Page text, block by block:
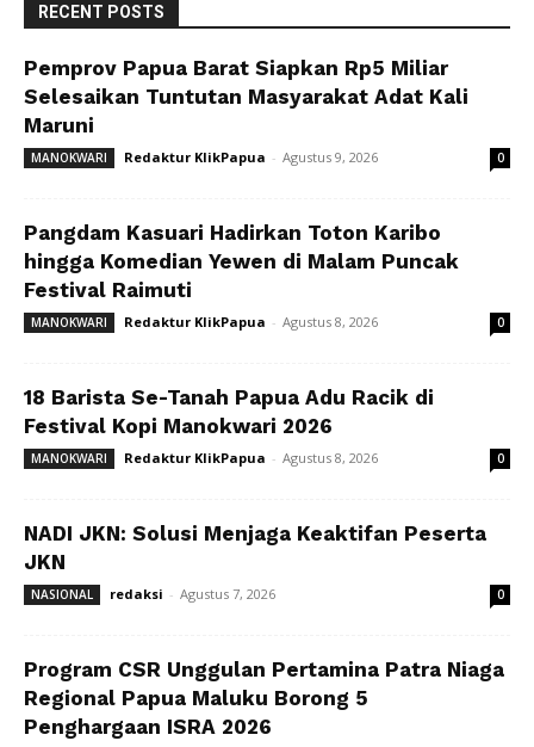
RECENT POSTS
Pemprov Papua Barat Siapkan Rp5 Miliar
Selesaikan Tuntutan Masyarakat Adat Kali
Maruni
MANOKWARI Redaktur KlikPapua - Agustus 9, 2026 0
Pangdam Kasuari Hadirkan Toton Karibo
hingga Komedian Yewen di Malam Puncak
Festival Raimuti
MANOKWARI Redaktur KlikPapua - Agustus 8, 2026 0
18 Barista Se-Tanah Papua Adu Racik di
Festival Kopi Manokwari 2026
MANOKWARI Redaktur KlikPapua - Agustus 8, 2026 0
NADI JKN: Solusi Menjaga Keaktifan Peserta
JKN
NASIONAL redaksi - Agustus 7, 2026 0
Program CSR Unggulan Pertamina Patra Niaga
Regional Papua Maluku Borong 5
Penghargaan ISRA 2026